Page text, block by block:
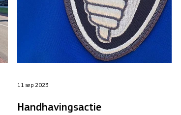
Handhavingsactie
11 sep 2023